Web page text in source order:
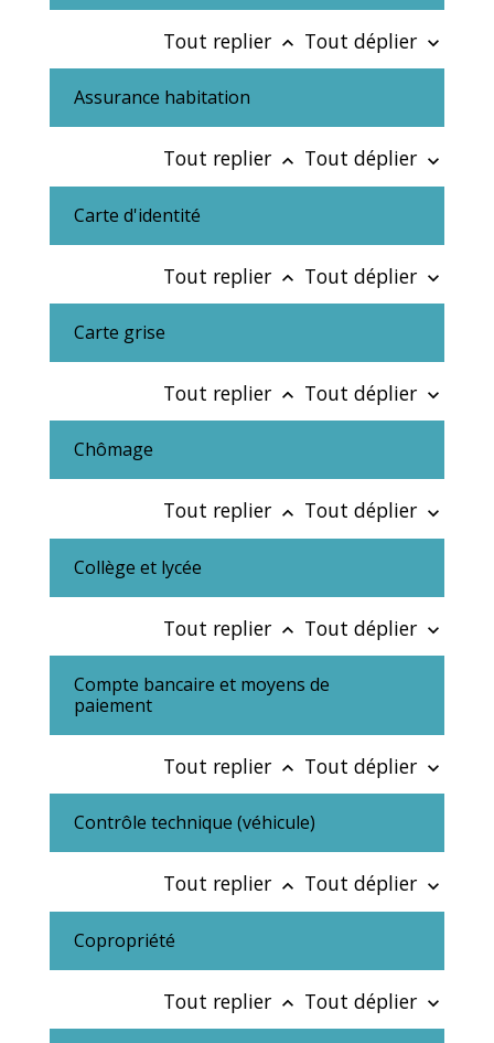
Tout replier keyboard_arrow_up Tout déplier keyboard_arrow_down
Assurance habitation
Tout replier keyboard_arrow_up Tout déplier keyboard_arrow_down
Carte d'identité
Tout replier keyboard_arrow_up Tout déplier keyboard_arrow_down
Carte grise
Tout replier keyboard_arrow_up Tout déplier keyboard_arrow_down
Chômage
Tout replier keyboard_arrow_up Tout déplier keyboard_arrow_down
Collège et lycée
Tout replier keyboard_arrow_up Tout déplier keyboard_arrow_down
Compte bancaire et moyens de
paiement
Tout replier keyboard_arrow_up Tout déplier keyboard_arrow_down
Contrôle technique (véhicule)
Tout replier keyboard_arrow_up Tout déplier keyboard_arrow_down
Copropriété
Tout replier keyboard_arrow_up Tout déplier keyboard_arrow_down